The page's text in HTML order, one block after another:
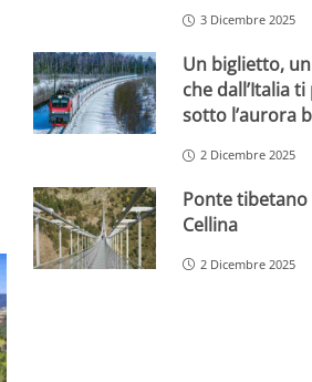
3 Dicembre 2025
Un biglietto,
che dall’Italia
sotto l’aurora
2 Dicembre 2025
Ponte
Cellina
2 Dicembre 2025